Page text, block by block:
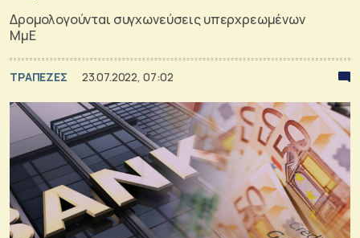
Δρομολογούνται συγχωνεύσεις υπερχρεωμένων
ΜμΕ
ΤΡΑΠΕΖΕΣ 23.07.2022, 07:02